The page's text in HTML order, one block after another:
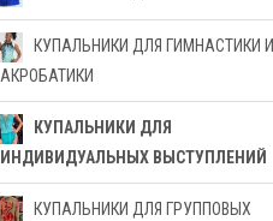
КУПАЛЬНИКИ ДЛЯ ГИМНАСТИКИ И
АКРОБАТИКИ
КУПАЛЬНИКИ ДЛЯ
ИНДИВИДУАЛЬНЫХ ВЫСТУПЛЕНИЙ
КУПАЛЬНИКИ ДЛЯ ГРУППОВЫХ